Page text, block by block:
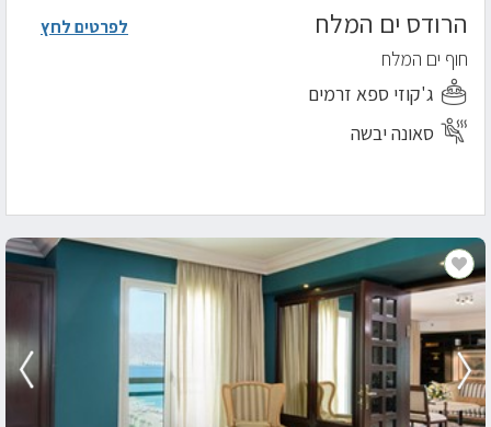
הרודס ים המלח
חוף ים המלח
ג'קוזי ספא זרמים
סאונה יבשה
לפרטים לחץ